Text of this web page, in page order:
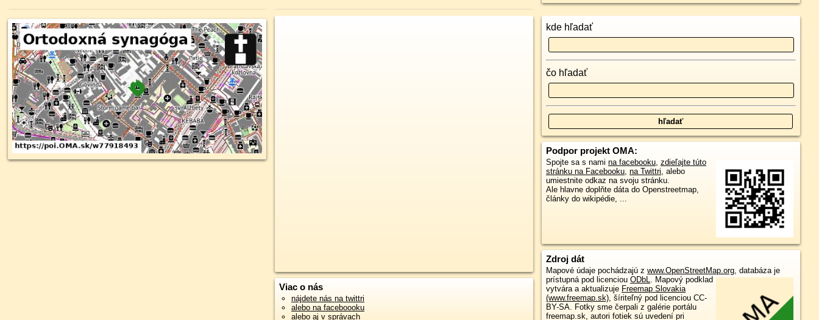
Viac o nás
nájdete nás na twittri
alebo na faceboooku
alebo aj v správach
kde hľadať
čo hľadať
Podpor projekt OMA:
Spojte sa s nami na facebooku, zdieľajte túto
stránku na Facebooku, na Twittri, alebo
umiestnite odkaz na svoju stránku.
Ale hlavne doplňte dáta do Openstreetmap,
články do wikipédie, ...
Zdroj dát
Mapové údaje pochádzajú z www.OpenStreetMap.org, databáza je
prístupná pod licenciou ODbL. Mapový podklad
vytvára a aktualizuje Freemap Slovakia
(www.freemap.sk), šíriteľný pod licenciou CC-
BY-SA. Fotky sme čerpali z galérie portálu
freemap.sk, autori fotiek sú uvedení pri